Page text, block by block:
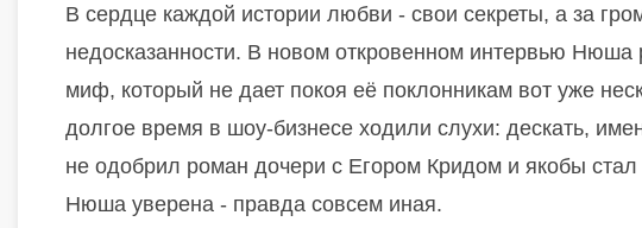
В сердце каждой истории любви - свои секреты, а за
недосказанности. В новом откровенном интервью Нюша
миф, который не дает покоя её поклонникам вот уже
долгое время в шоу-бизнесе ходили слухи: дескать,
не одобрил роман дочери с Егором Кридом и якобы
Нюша уверена - правда совсем иная.